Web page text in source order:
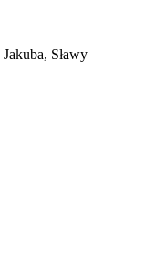
Jakuba, Sławy